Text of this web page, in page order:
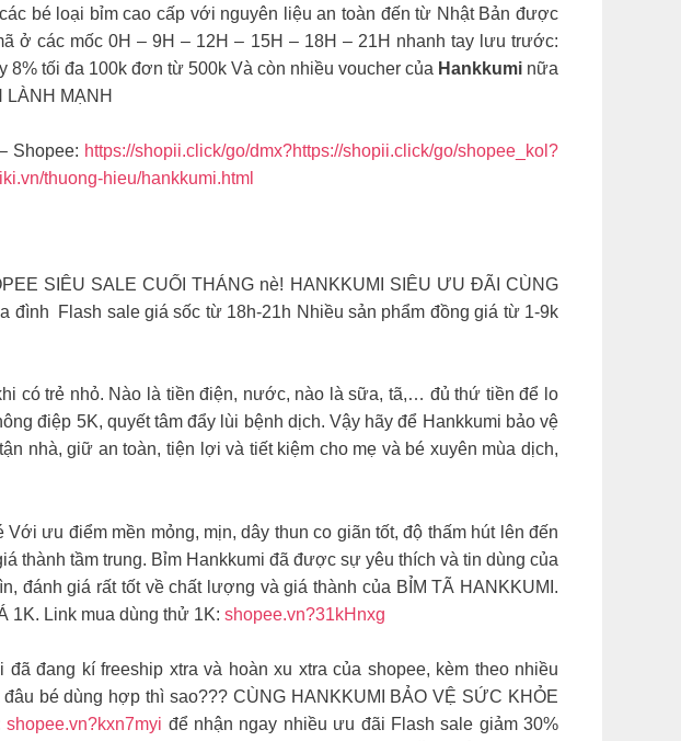
bé loại bỉm cao cấp với nguyên liệu an toàn đến từ Nhật Bản được
ở các mốc 0H – 9H – 12H – 15H – 18H – 21H nhanh tay lưu trước:
8% tối đa 100k đơn từ 500k Và còn nhiều voucher của Hankkuminữa
MẠNH
Shopee: https://shopii.click/go/dmx?https://shopii.click/go/shopee_kol?
thuong-hieu/hankkumi.html
SIÊU SALE CUỐI THÁNG nè! HANKKUMI SIÊU ƯU ĐÃI CÙNG
đình ️ Flash sale giá sốc từ 18h-21h Nhiều sản phẩm đồng giá từ 1-9k
có trẻ nhỏ. Nào là tiền điện, nước, nào là sữa, tã,… đủ thứ tiền để lo
điệp 5K, quyết tâm đẩy lùi bệnh dịch. Vậy hãy để Hankkumi bảo vệ
nhà, giữ an toàn, tiện lợi và tiết kiệm cho mẹ và bé xuyên mùa dịch,
ưu điểm mền mỏng, mịn, dây thun co giãn tốt, độ thấm hút lên đến
thành tầm trung. Bỉm Hankkumi đã được sự yêu thích và tin dùng của
đánh giá rất tốt về chất lượng và giá thành của BỈM TÃ HANKKUMI.
1K. Link mua dùng thử 1K: shopee.vn?31kHnxg
đang kí freeship xtra và hoàn xu xtra của shopee, kèm theo nhiều
bé dùng hợp thì sao??? CÙNG HANKKUMI BẢO VỆ SỨC KHỎE
shopee.vn?kxn7myi để nhận ngay nhiều ưu đãi Flash sale giảm 30%